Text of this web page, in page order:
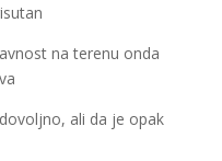
na terenu onda
ali da je opak